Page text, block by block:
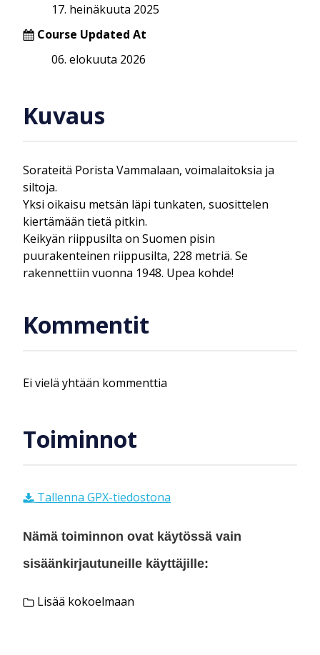
17. heinäkuuta 2025
Course Updated At
06. elokuuta 2026
Kuvaus
Sorateitä Porista Vammalaan, voimalaitoksia ja
siltoja.
Yksi oikaisu metsän läpi tunkaten, suosittelen
kiertämään tietä pitkin.
Keikyän riippusilta on Suomen pisin
puurakenteinen riippusilta, 228 metriä. Se
rakennettiin vuonna 1948. Upea kohde!
Kommentit
Ei vielä yhtään kommenttia
Toiminnot
Tallenna GPX-tiedostona
Nämä toiminnon ovat käytössä vain
sisäänkirjautuneille käyttäjille:
Lisää kokoelmaan